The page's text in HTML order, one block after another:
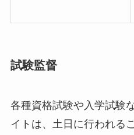
試験監督
各種資格試験や入学試験
イトは、土日に行われる